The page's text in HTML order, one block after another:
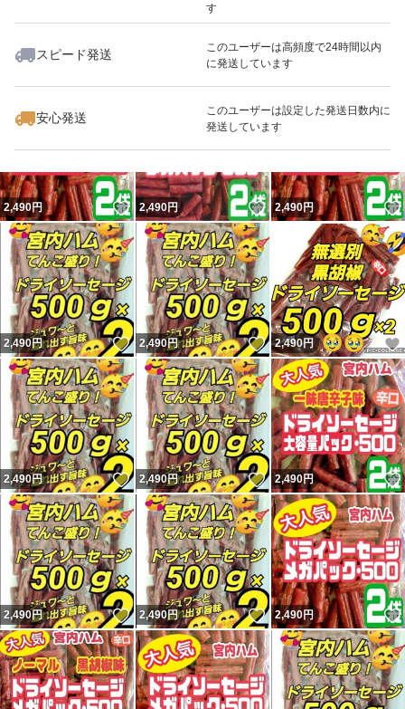
最安値価格でアップさせて頂いておりますので
#カルパス
#ドライソーセージ
#ビーフジャーキー
#加工肉
#おいしい山形
#山形名物
#食品
#おつまみ
#保存食
#宮内ハム
#ケンミンショー
す
スピード発送
このユーザーは高頻度で24時間以内
に発送しています
安心発送
このユーザーは設定した発送日数内に
発送しています
いいね！
1,449
2,490円 いいね！
2,490円 いいね！
2,490円
2,490円 いいね！
2,490円 いいね！
2,490円
2,490円 いいね！
2,490円 いいね！
2,490円
2,490円 いいね！
2,490円 いいね！
2,490円